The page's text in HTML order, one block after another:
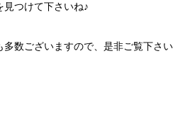
見つけて下さいね♪
多数ございますので、是非ご覧下さい